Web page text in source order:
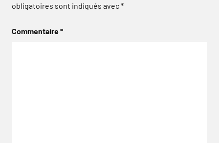
obligatoires sont indiqués avec*
Commentaire*